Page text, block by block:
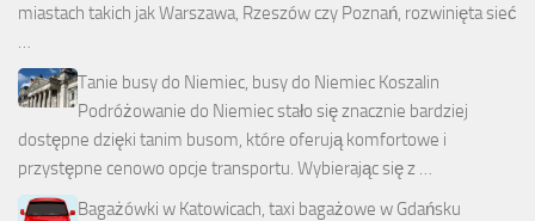
miastach takich jak Warszawa, Rzeszów czy Poznań, rozwinięta sieć
…
Tanie busy do Niemiec, busy do Niemiec Koszalin
Podróżowanie do Niemiec stało się znacznie bardziej
dostępne dzięki tanim busom, które oferują komfortowe i
przystępne cenowo opcje transportu. Wybierając się z …
Bagażówki w Katowicach, taxi bagażowe w Gdańsku